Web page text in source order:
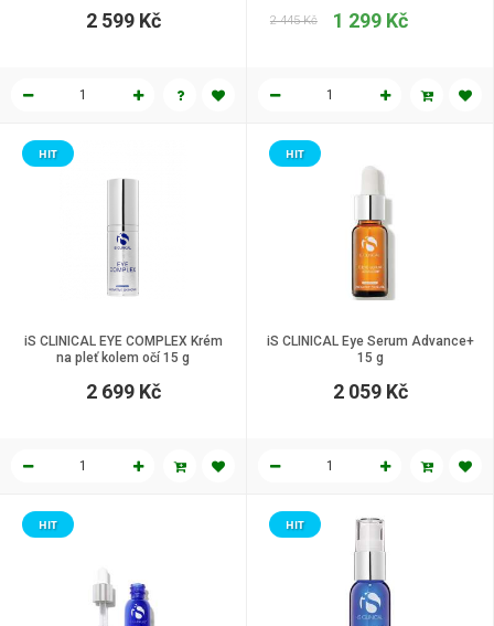
2 599 Kč 2 445 Kč 1 299 Kč
iS CLINICAL EYE COMPLEX Krém
na pleť kolem očí 15 g
HIT
2 699 Kč
iS CLINICAL Eye Serum Advance+
15 g
HIT
2 059 Kč
HIT HIT